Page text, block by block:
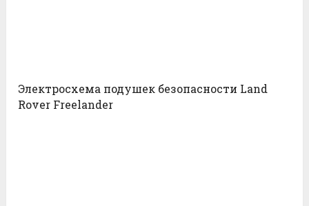
Электросхема подушек безопасности Land
Rover Freelander